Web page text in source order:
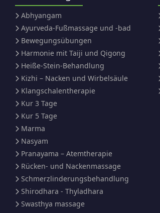
Abhyangam
Ayurveda-Fußmassage und -bad
Bewegungsübungen
Harmonie mit Taiji und Qigong
Heiße-Stein-Behandlung
Kizhi – Nacken und Wirbelsäule
Klangschalentherapie
Kur 3 Tage
Kur 5 Tage
Marma
Nasyam
Pranayama – Atemtherapie
Rücken- und Nackenmassage
Schmerzlinderungsbehandlung
Shirodhara - Thyladhara
Swasthya massage